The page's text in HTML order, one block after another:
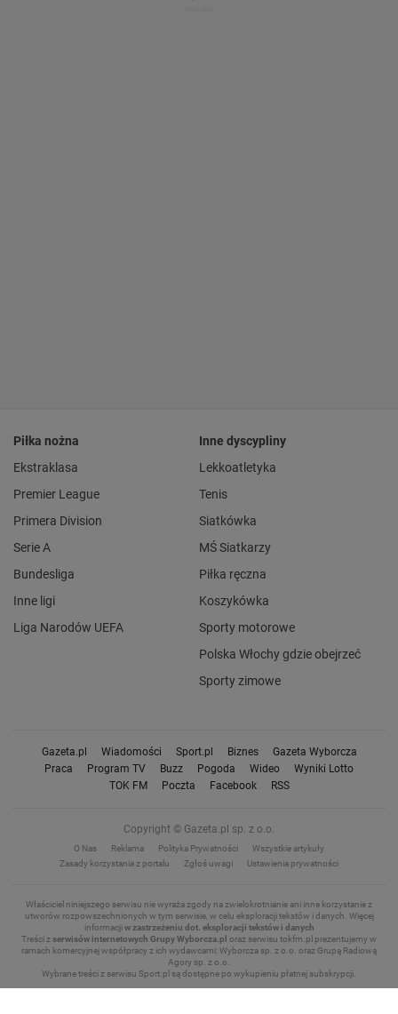
Piłka nożna
Ekstraklasa
Premier League
Primera Division
Serie A
Bundesliga
Inne ligi
Liga Narodów UEFA
Inne dyscypliny
Lekkoatletyka
Tenis
Siatkówka
MŚ Siatkarzy
Piłka ręczna
Koszykówka
Sporty motorowe
Polska Włochy gdzie obejrzeć
Sporty zimowe
Gazeta.pl Wiadomości Sport.pl Biznes
Gazeta Wyborcza
Praca
Program TV Buzz Pogoda Wideo
Wyniki Lotto
TOK FM
Poczta Facebook RSS
Copyright © Gazeta.pl sp. z o.o.
O Nas Reklama Polityka Prywatności
Wszystkie artykuły
Zasady korzystania z portalu
Zgłoś uwagi Ustawienia prywatności
Właściciel niniejszego serwisu nie wyraża zgody na zwielokrotnianie ani inne korzystanie z
utworów rozpowszechnionych w tym serwisie, w celu eksploracji tekstów i danych. Więcej
informacjiw zastrzeżeniu dot. eksploracji tekstów i danych
Treści zserwisów internetowych Grupy Wyborcza.pl oraz serwisu tokfm.pl prezentujemy w
ramach komercyjnej współpracy z ich wydawcami: Wyborcza sp. z o.o. oraz Grupą Radiową
Agory sp. z o.o.
Wybrane treści z serwisu Sport.pl są dostępne po wykupieniu płatnej subskrypcji.